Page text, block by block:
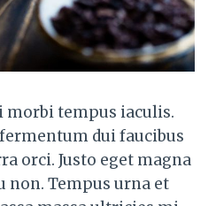
tempus iaculis.
dui faucibus
orci. Justo eget magna
non. Tempus urna et